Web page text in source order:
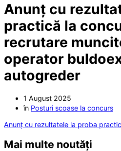
Anunț cu
practică la
recrutare
operator
autogreder
1 August 2025
în Posturi scoase la concurs
Anunț cu rezultatele la proba
Mai multe noutăți